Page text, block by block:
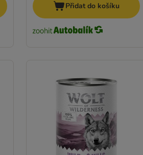
Přidat do košíku